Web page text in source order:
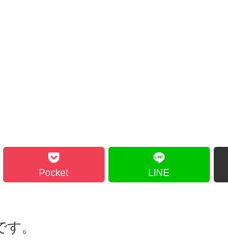
Pocket LINE
。